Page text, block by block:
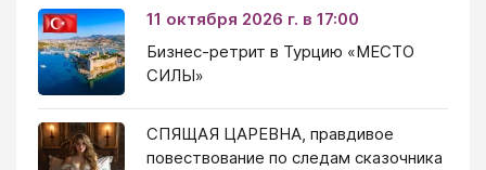
11 октября 2026 г. в 17:00
Бизнес-ретрит в Турцию «МЕСТО
СИЛЫ»
СПЯЩАЯ ЦАРЕВНА, правдивое
повествование по следам сказочника